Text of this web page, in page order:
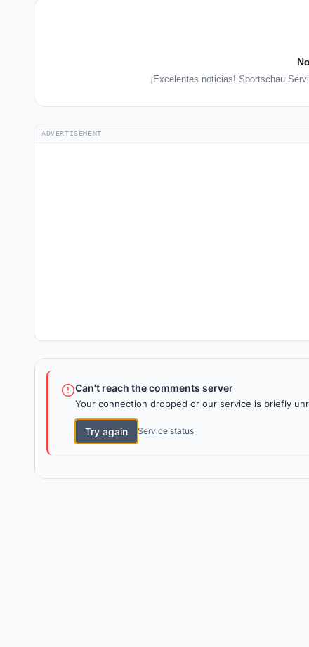
¡Excelentes noticias! Sportschau
ADVERTISEMENT
Can't reach the comments server
Your connection dropped or our service is briefly
Try again Service status